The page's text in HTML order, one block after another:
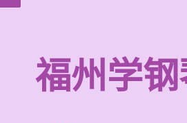
福州学